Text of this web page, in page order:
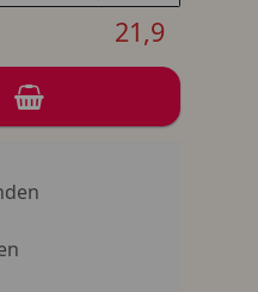
21,9